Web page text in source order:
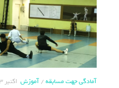
آمادگی جهت مسابقه/آموزش اکتبر 13, 2022